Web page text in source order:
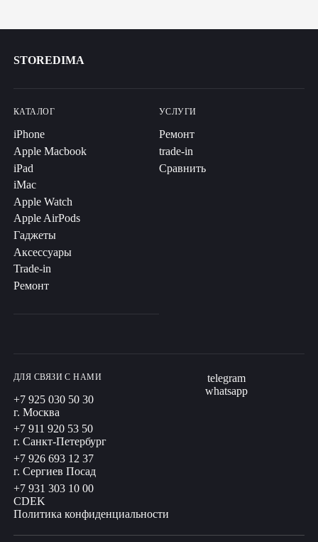
STOREDIMA
КАТАЛОГ
iPhone
Apple Macbook
iPad
iMac
Apple Watch
Apple AirPods
Гаджеты
Аксессуары
Trade-in
Ремонт
УСЛУГИ
Ремонт
trade-in
Сравнить
ДЛЯ СВЯЗИ С НАМИ
+7 925 030 50 30
г. Москва
+7 911 920 53 50
г. Санкт-Петербург
+7 926 693 12 37
г. Сергиев Посад
+7 931 303 10 00
CDEK
telegram
whatsapp
Политика конфиденциальности